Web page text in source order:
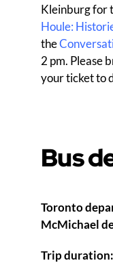
Kleinburg for
Houle:
the
2 pm. Please
your ticket to
Bus
Toronto
McMichael
Trip duration: